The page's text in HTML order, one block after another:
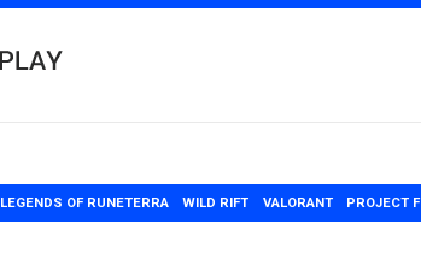
LEGENDS OF RUNETERRA WILD RIFT VALORANT PROJECT F